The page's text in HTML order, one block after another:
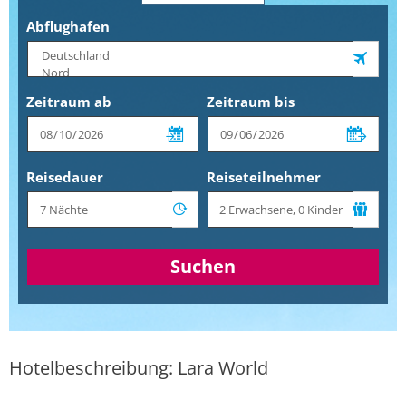
Abflughafen
Zeitraum ab Zeitraum bis
Reisedauer Reiseteilnehmer
Suchen
Hotelbeschreibung: Lara World